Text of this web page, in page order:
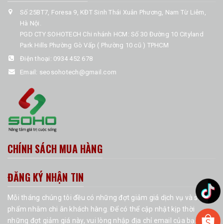
Số 25BT7, Foresa 9, KĐT Sinh Thái Xuân Phương, Nam Từ Liêm,
Hà Nội.
PGD CTY SOHOTECH Chi nhánh HCM: Số 30 Đường 10 Cityland
Park Hills Phường Gò Vấp ( Phường 10 cũ ) TPHCM
Điện thoại: 0934 452 678
Email: seosohotech@gmail.com
CHÍNH SÁCH MUA HÀNG
ĐĂNG KÝ NHẬN TIN
Mỗi tháng chúng tôi đều có những đợt giảm giá dịch vụ và sản
phẩm nhằm chi ân khách hàng. Để có thể cập nhật kịp thời
những đợt giảm giá này, vui lòng nhập địa chỉ email của bạn vào